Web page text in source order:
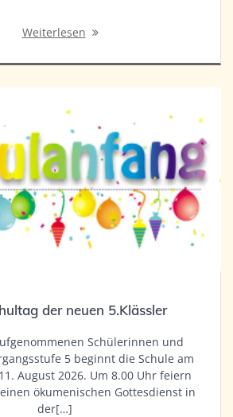
Weiterlesen
der neuen 5.Klässler
Schülerinnen und
5 beginnt die Schule am
August 2026. Um 8.00 Uhr feiern
ökumenischen Gottesdienst in
der[…]